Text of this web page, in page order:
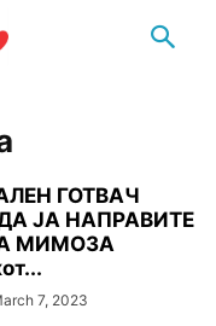
ГОТВАЧ
ЈА НАПРАВИТЕ
МИМОЗА
7, 2023